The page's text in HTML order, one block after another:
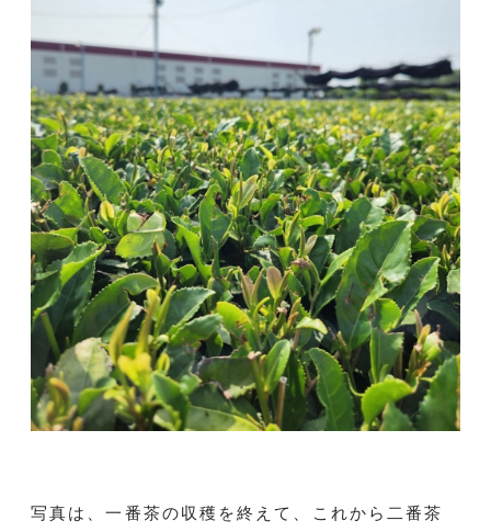
写真は、一番茶の収穫を終えて、これから二番茶